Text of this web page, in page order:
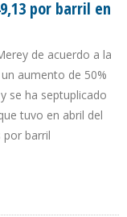
por barril en
de acuerdo a la
aumento de 50%
se ha septuplicado
tuvo en abril del
por barril